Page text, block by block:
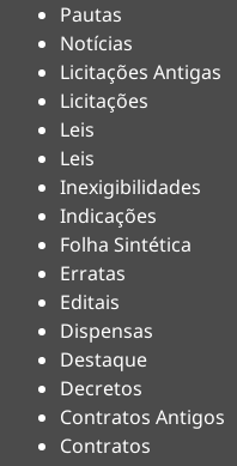
Pautas
Notícias
Licitações Antigas
Licitações
Leis
Leis
Inexigibilidades
Indicações
Folha Sintética
Erratas
Editais
Dispensas
Destaque
Decretos
Contratos Antigos
Contratos